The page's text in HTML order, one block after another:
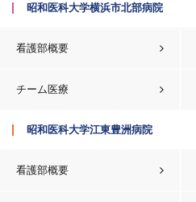
昭和医科大学横浜市北部病院
看護部概要
チーム医療
昭和医科大学江東豊洲病院
看護部概要